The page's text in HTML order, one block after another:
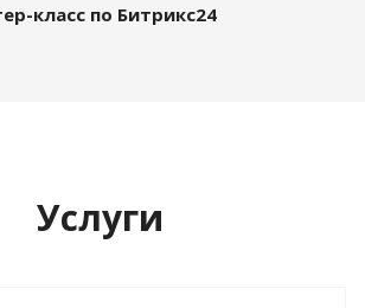
класс по Битрикс24
Услуги